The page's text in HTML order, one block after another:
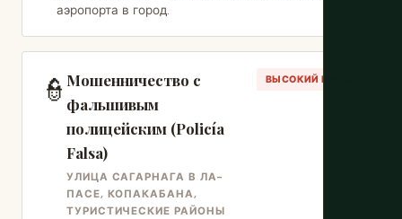
аэропорта в город.
👮 Мошенничество с
фальшивым
полицейским (Policía
Falsa)
УЛИЦА САГАРНАГА В ЛА-
ПАСЕ, КОПАКАБАНА,
ТУРИСТИЧЕСКИЕ РАЙОНЫ
ВЫСОКИЙ РИСК